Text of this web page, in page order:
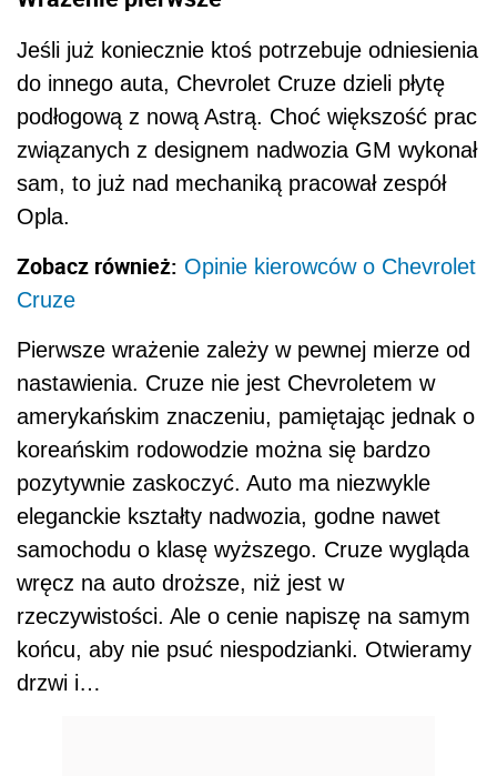
Jeśli już koniecznie ktoś potrzebuje odniesienia
do innego auta, Chevrolet Cruze dzieli płytę
podłogową z nową Astrą. Choć większość prac
związanych z designem nadwozia GM wykonał
sam, to już nad mechaniką pracował zespół
Opla.
Zobacz również: Opinie kierowców o Chevrolet
Cruze
Pierwsze wrażenie zależy w pewnej mierze od
nastawienia. Cruze nie jest Chevroletem w
amerykańskim znaczeniu, pamiętając jednak o
koreańskim rodowodzie można się bardzo
pozytywnie zaskoczyć. Auto ma niezwykle
eleganckie kształty nadwozia, godne nawet
samochodu o klasę wyższego. Cruze wygląda
wręcz na auto droższe, niż jest w
rzeczywistości. Ale o cenie napiszę na samym
końcu, aby nie psuć niespodzianki. Otwieramy
drzwi i…